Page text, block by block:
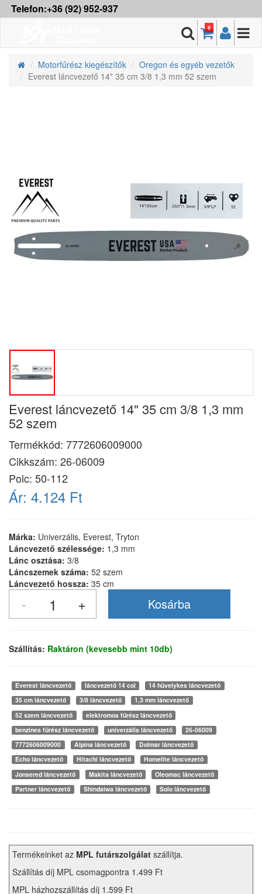
Telefon:+36 (92) 952-937
0
Motorfűrész kiegészítők
Oregon és egyéb vezetők
Everest láncvezető 14" 35 cm 3/8 1,3 mm 52 szem
Everest láncvezető 14" 35 cm 3/8 1,3 mm
52 szem
Termékkód: 7772606009000
Cikkszám: 26-06009
Polc: 50-112
Ár: 4.124 Ft
Márka: Univerzális, Everest, Tryton
Láncvezető szélessége: 1,3 mm
Lánc osztása: 3/8
Láncszemek száma: 52 szem
Láncvezető hossza: 35 cm
Szállítás: Raktáron (kevesebb mint 10db)
Everest láncvezető láncvezető 14 col
14 hüvelykes láncvezető
35 cm láncvezető
3/8 láncvezető
1,3 mm láncvezető
52 szem láncvezető
elektromos fűrész láncvezető
benzines fűrész láncvezető
univerzális láncvezető
26-06009
7772606009000
Alpina láncvezető
Dolmar láncvezető
Echo láncvezető
Hitachi láncvezető
Homelite láncvezető
Jonsered láncvezető
Makita láncvezető
Oleomac láncvezető
Partner láncvezető
Shindaiwa láncvezető Solo láncvezető
Termékeinket az MPL futárszolgálat szállítja.
Szállítás díj MPL csomagpontra 1.499 Ft
MPL házhozszállítás díj 1.599 Ft